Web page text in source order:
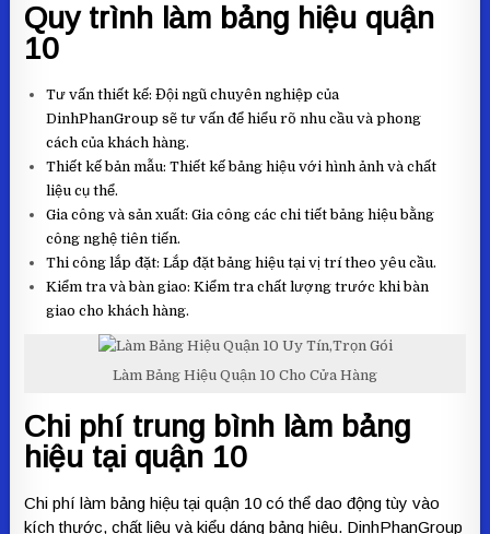
Quy trình làm bảng hiệu quận
10
Tư vấn thiết kế: Đội ngũ chuyên nghiệp của
DinhPhanGroup sẽ tư vấn để hiểu rõ nhu cầu và phong
cách của khách hàng.
Thiết kế bản mẫu: Thiết kế bảng hiệu với hình ảnh và chất
liệu cụ thể.
Gia công và sản xuất: Gia công các chi tiết bảng hiệu bằng
công nghệ tiên tiến.
Thi công lắp đặt: Lắp đặt bảng hiệu tại vị trí theo yêu cầu.
Kiểm tra và bàn giao: Kiểm tra chất lượng trước khi bàn
giao cho khách hàng.
Làm Bảng Hiệu Quận 10 Cho Cửa Hàng
Chi phí trung bình làm bảng
hiệu tại quận 10
Chi phí làm bảng hiệu tại quận 10 có thể dao động tùy vào
kích thước, chất liệu và kiểu dáng bảng hiệu. DinhPhanGroup